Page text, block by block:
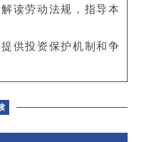
读劳动法规，指导本
供投资保护机制和争